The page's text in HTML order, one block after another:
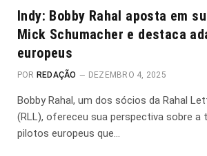
Indy: Bobby Rahal aposta em
Mick Schumacher e destaca
europeus
POR REDAÇÃO DEZEMBRO 4, 2025
Bobby Rahal, um dos sócios da Rahal
(RLL), ofereceu sua perspectiva sobre a
pilotos europeus que…